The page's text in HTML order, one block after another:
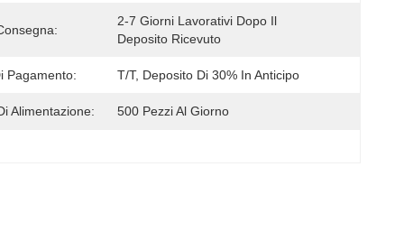
2-7 Giorni Lavorativi Dopo Il
Deposito Ricevuto
Pagamento: T/T, Deposito Di 30% In Anticipo
Alimentazione: 500 Pezzi Al Giorno